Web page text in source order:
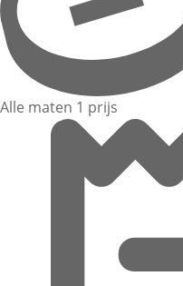
Alle maten 1 prijs